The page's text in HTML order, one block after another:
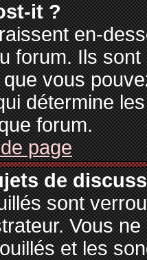
it ?
en-
forum. Ils
vous
détermine
forum.
page
de
sont
Vous
et les